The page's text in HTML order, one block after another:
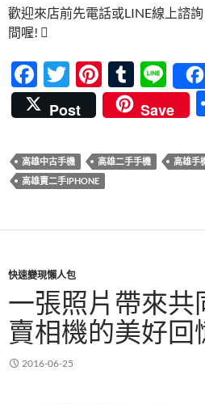
歡迎來店前先電話或LINE線上諮
間喔! 
F
ac
e
b
o
k
T
w
itt
er
Pi
nt
er
es
t
T
u
m
bl
r
Li
n
e
Post
Save
高雄中古手機 高雄二手手機 高雄手
高雄賣二手IPHONE
快速變現懶人包
一張照片帶來
賣相機的美好回
2016-06-25